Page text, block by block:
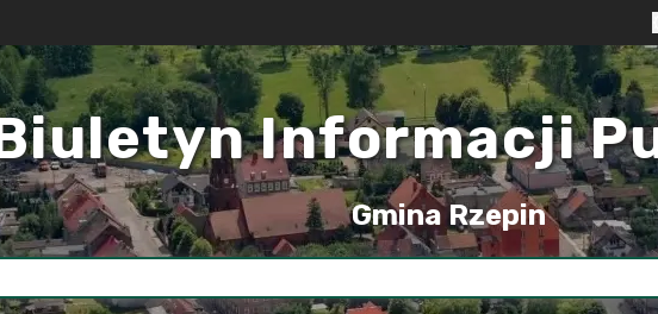
Informacji
Gmina Rzepin